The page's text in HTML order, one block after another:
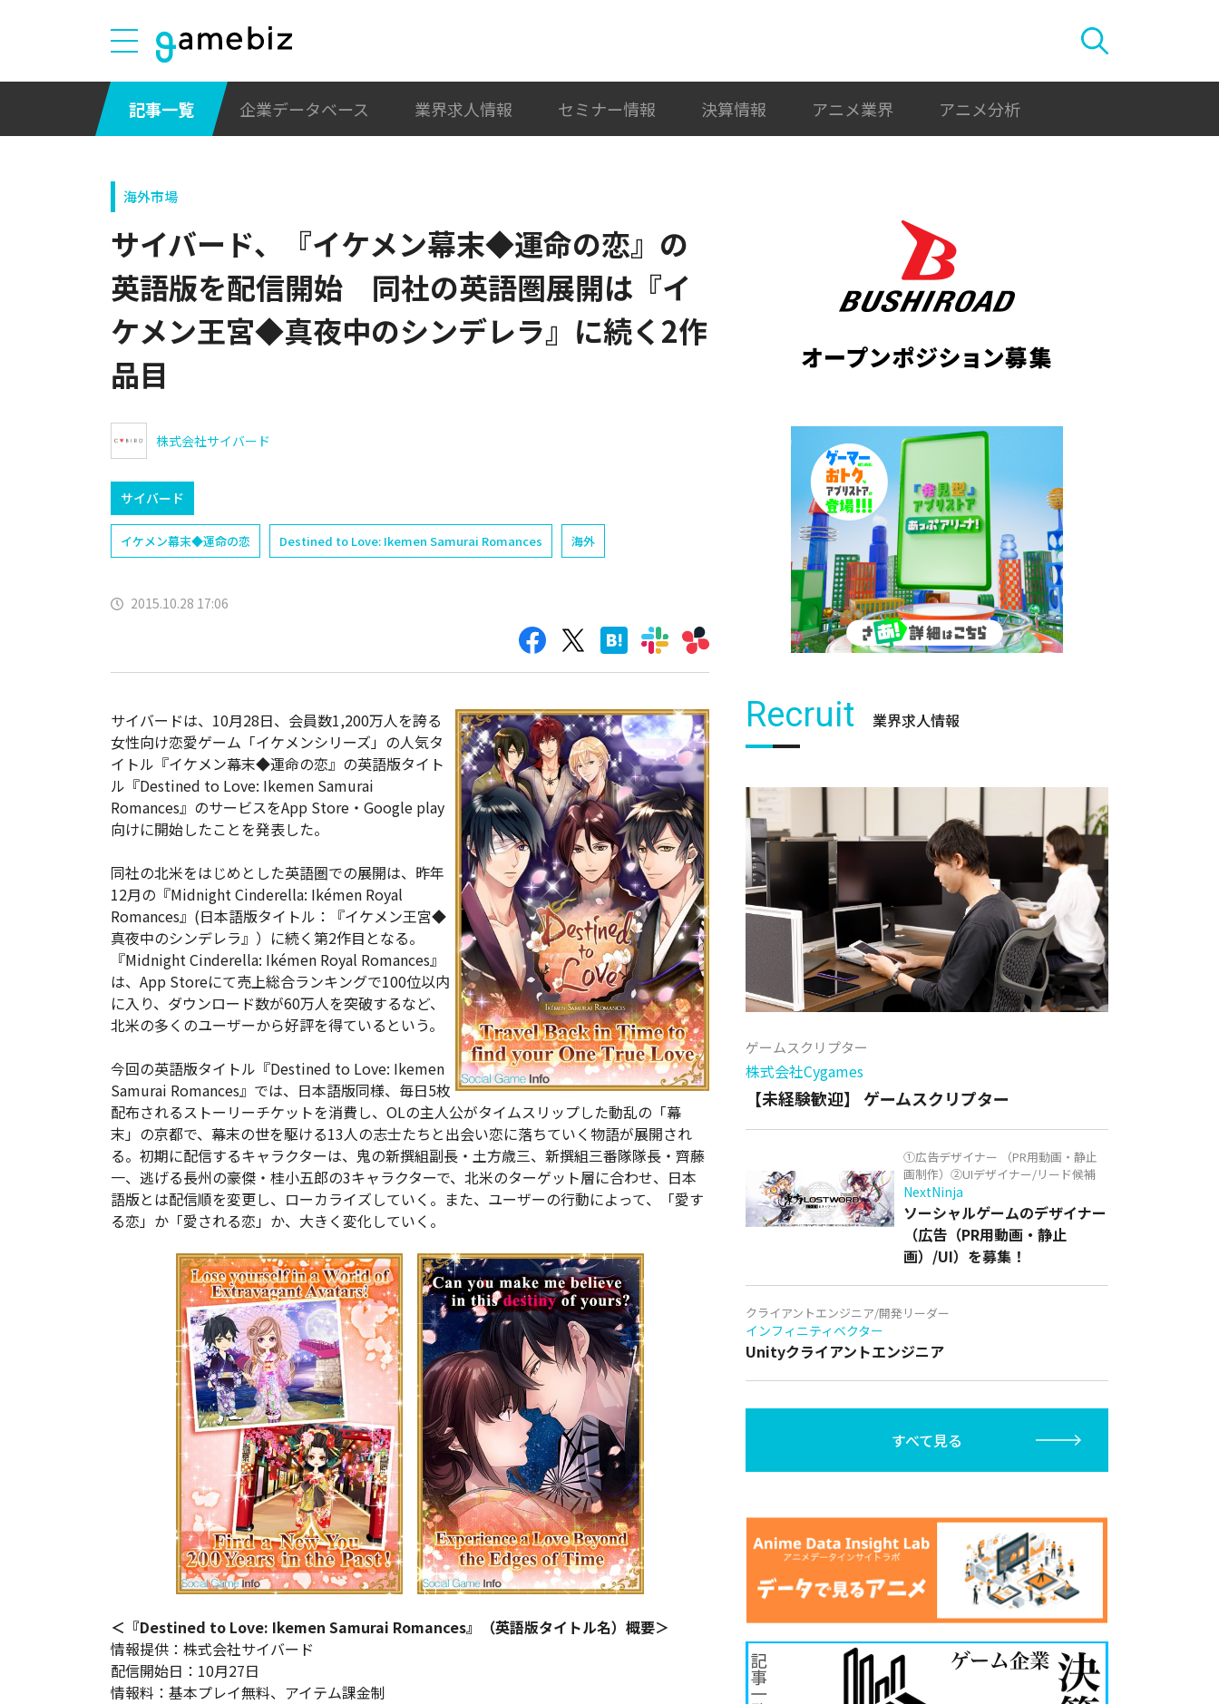
記事一覧 企業データベース 業界求人情報 セミナー情報 決算情報 アニメ業界 アニメ分析
海外市場
サイバード、『イケメン幕末◆運命の恋』の
英語版を配信開始 同社の英語圏展開は『イ
ケメン王宮◆真夜中のシンデレラ』に続く2作
品目
株式会社サイバード
サイバード
イケメン幕末◆運命の恋 Destined to Love: Ikemen Samurai Romances 海外
2015.10.28 17:06
サイバードは、10月28日、会員数1,200万人を誇る
女性向け恋愛ゲーム「イケメンシリーズ」の人気タ
イトル『イケメン幕末◆運命の恋』の英語版タイト
ル『Destined to Love: Ikemen Samurai
Romances』のサービスをApp Store・Google play
向けに開始したことを発表した。
同社の北米をはじめとした英語圏での展開は、昨年
12月の『Midnight Cinderella: Ikémen Royal
Romances』(日本語版タイトル：『イケメン王宮◆
真夜中のシンデレラ』）に続く第2作目となる。
『Midnight Cinderella: Ikémen Royal Romances』
は、App Storeにて売上総合ランキングで100位以内
に入り、ダウンロード数が60万人を突破するなど、
北米の多くのユーザーから好評を得ているという。
今回の英語版タイトル『Destined to Love: Ikemen
Samurai Romances』では、日本語版同様、毎日5枚
配布されるストーリーチケットを消費し、OLの主人公がタイムスリップした動乱の「幕
末」の京都で、幕末の世を駆ける13人の志士たちと出会い恋に落ちていく物語が展開され
る。初期に配信するキャラクターは、鬼の新撰組副長・土方歳三、新撰組三番隊隊長・齊藤
一、逃げる長州の豪傑・桂小五郎の3キャラクターで、北米のターゲット層に合わせ、日本
語版とは配信順を変更し、ローカライズしていく。また、ユーザーの行動によって、「愛す
る恋」か「愛される恋」か、大きく変化していく。
＜『Destined to Love: Ikemen Samurai Romances』（英語版タイトル名）概要＞
情報提供：株式会社サイバード
配信開始日：10月27日
情報料：基本プレイ無料、アイテム課金制
Recruit 業界求人情報
ゲームスクリプター
株式会社Cygames
【未経験歓迎】 ゲームスクリプター
①広告デザイナー （PR用動画・静止
画制作）②UIデザイナー/リード候補
NextNinja
ソーシャルゲームのデザイナー
（広告（PR用動画・静止
画）/UI）を募集！
クライアントエンジニア/開発リーダー
インフィニティベクター
Unityクライアントエンジニア
すべて見る